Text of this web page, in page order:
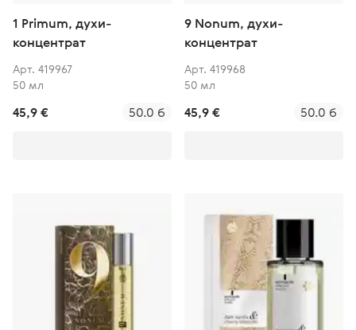
1 Primum, духи-
концентрат
Арт. 419967
50 мл
45,9 € 50.0 б
9 Nonum, духи-
концентрат
Арт. 419968
50 мл
45,9 € 50.0 б